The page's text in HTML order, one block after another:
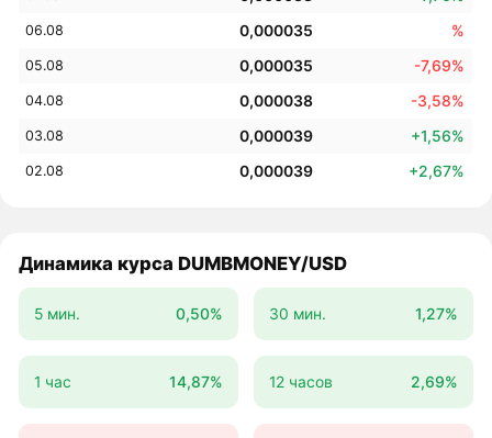
06.08 0,000035 %
05.08 0,000035 -7,69%
04.08 0,000038 -3,58%
03.08 0,000039 +1,56%
02.08 0,000039 +2,67%
Динамика курса DUMBMONEY/USD
5 мин. 0,50% 30 мин. 1,27%
1 час 14,87% 12 часов 2,69%